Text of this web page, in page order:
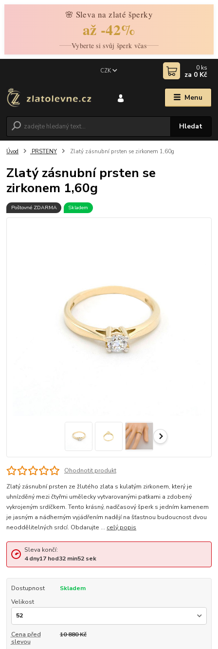
🌸 Sleva na zlaté šperky
až -42%
Vyberte si svůj šperk včas
Menu
CZK
Hledat
0 ks
za 0 Kč
Úvod PRSTENY Zlatý zásnubní prsten se zirkonem 1,60g
Zlatý zásnubní prsten se
zirkonem 1,60g
Poštovné ZDARMA Skladem
Ohodnotit produkt
Zlatý zásnubní prsten ze žlutého zlata s kulatým zirkonem, který je
uhnízděný mezi čtyřmi umělecky vytvarovanými patkami a zdobený
vykrojeným srdíčkem. Tento krásný, nadčasový šperk s jedním kamenem
je jasným a nádherným vyjádřením nadějí na šťastnou budoucnost dvou
neoddělitelných srdcí. Obdarujte ... celý popis
Sleva končí:
4 dny17hod32min52sek
Dostupnost
Skladem
Velikost
Cena před
slevou
10 880 Kč